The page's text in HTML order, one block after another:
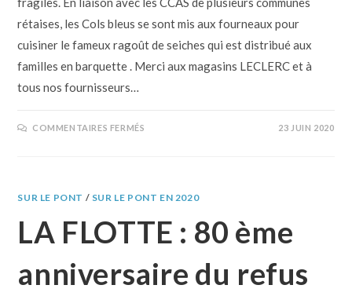
rétaises, les Cols bleus se sont mis aux fourneaux pour
cuisiner le fameux ragoût de seiches qui est distribué aux
familles en barquette . Merci aux magasins LECLERC et à
tous nos fournisseurs…
COMMENTAIRES FERMÉS 23 JUIN 2020
SUR LE PONT / SUR LE PONT EN 2020
LA FLOTTE : 80 ème
anniversaire du refus